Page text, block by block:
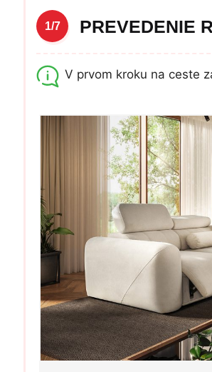
1/7 PREVEDENIE
V prvom kroku na ceste